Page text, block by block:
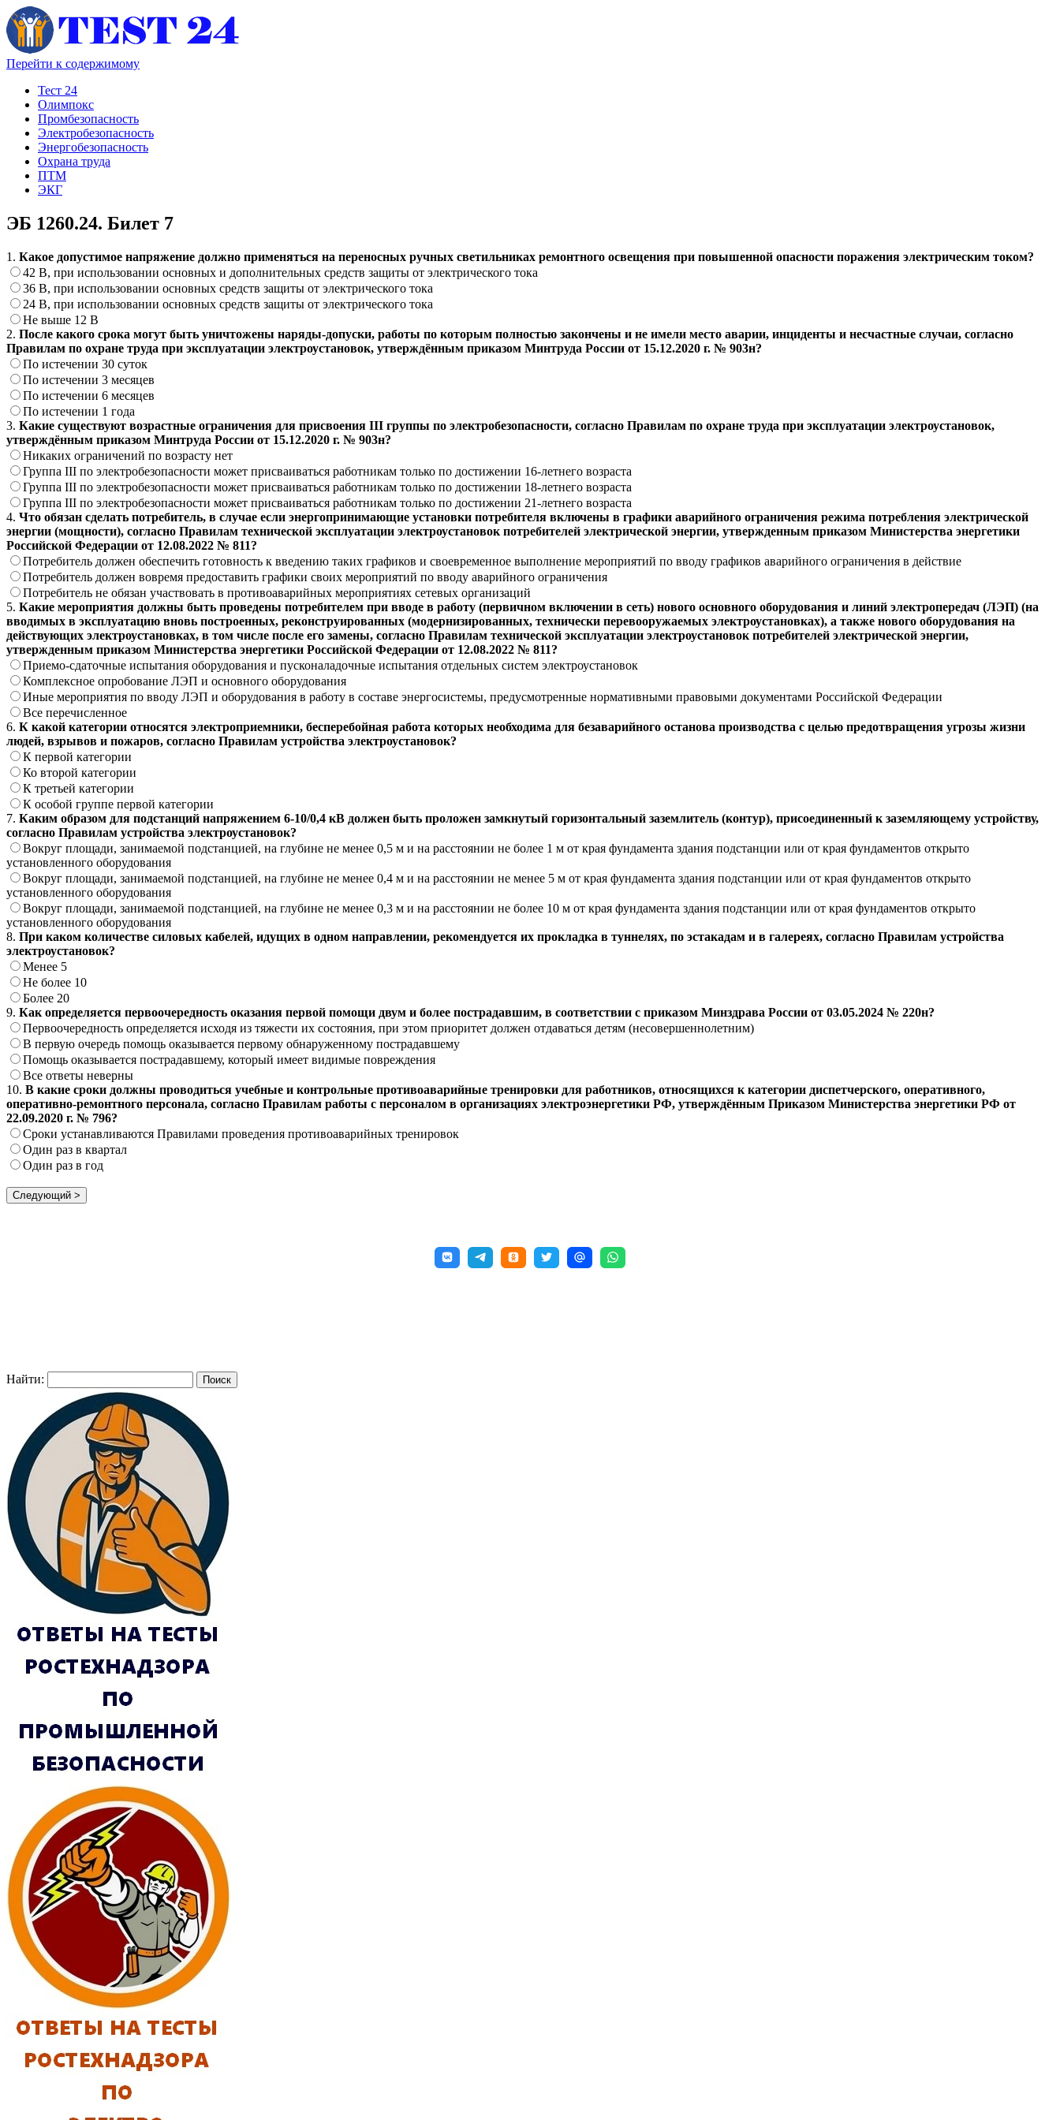
Перейти к содержимому
Тест 24
Олимпокс
Промбезопасность
Электробезопасность
Энергобезопасность
Охрана труда
ПТМ
ЭКГ
ЭБ 1260.24. Билет 7
1. Какое допустимое напряжение должно применяться на переносных ручных светильниках ремонтного освещения при повышенной опасности поражения электрическим током?
42 В, при использовании основных и дополнительных средств защиты от электрического тока
36 В, при использовании основных средств защиты от электрического тока
24 В, при использовании основных средств защиты от электрического тока
Не выше 12 В
2. После какого срока могут быть уничтожены наряды-допуски, работы по которым полностью закончены и не имели место аварии, инциденты и несчастные случаи, согласно
Правилам по охране труда при эксплуатации электроустановок, утверждённым приказом Минтруда России от 15.12.2020 г. № 903н?
По истечении 30 суток
По истечении 3 месяцев
По истечении 6 месяцев
По истечении 1 года
3. Какие существуют возрастные ограничения для присвоения III группы по электробезопасности, согласно Правилам по охране труда при эксплуатации электроустановок,
утверждённым приказом Минтруда России от 15.12.2020 г. № 903н?
Никаких ограничений по возрасту нет
Группа III по электробезопасности может присваиваться работникам только по достижении 16-летнего возраста
Группа III по электробезопасности может присваиваться работникам только по достижении 18-летнего возраста
Группа III по электробезопасности может присваиваться работникам только по достижении 21-летнего возраста
4. Что обязан сделать потребитель, в случае если энергопринимающие установки потребителя включены в графики аварийного ограничения режима потребления электрической
энергии (мощности), согласно Правилам технической эксплуатации электроустановок потребителей электрической энергии, утвержденным приказом Министерства энергетики
Российской Федерации от 12.08.2022 № 811?
Потребитель должен обеспечить готовность к введению таких графиков и своевременное выполнение мероприятий по вводу графиков аварийного ограничения в действие
Потребитель должен вовремя предоставить графики своих мероприятий по вводу аварийного ограничения
Потребитель не обязан участвовать в противоаварийных мероприятиях сетевых организаций
5. Какие мероприятия должны быть проведены потребителем при вводе в работу (первичном включении в сеть) нового основного оборудования и линий электропередач (ЛЭП) (на
вводимых в эксплуатацию вновь построенных, реконструированных (модернизированных, технически перевооружаемых электроустановках), а также нового оборудования на
действующих электроустановках, в том числе после его замены, согласно Правилам технической эксплуатации электроустановок потребителей электрической энергии,
утвержденным приказом Министерства энергетики Российской Федерации от 12.08.2022 № 811?
Приемо-сдаточные испытания оборудования и пусконаладочные испытания отдельных систем электроустановок
Комплексное опробование ЛЭП и основного оборудования
Иные мероприятия по вводу ЛЭП и оборудования в работу в составе энергосистемы, предусмотренные нормативными правовыми документами Российской Федерации
Все перечисленное
6. К какой категории относятся электроприемники, бесперебойная работа которых необходима для безаварийного останова производства с целью предотвращения угрозы жизни
людей, взрывов и пожаров, согласно Правилам устройства электроустановок?
К первой категории
Ко второй категории
К третьей категории
К особой группе первой категории
7. Каким образом для подстанций напряжением 6-10/0,4 кВ должен быть проложен замкнутый горизонтальный заземлитель (контур), присоединенный к заземляющему устройству,
согласно Правилам устройства электроустановок?
Вокруг площади, занимаемой подстанцией, на глубине не менее 0,5 м и на расстоянии не более 1 м от края фундамента здания подстанции или от края фундаментов открыто
установленного оборудования
Вокруг площади, занимаемой подстанцией, на глубине не менее 0,4 м и на расстоянии не менее 5 м от края фундамента здания подстанции или от края фундаментов открыто
установленного оборудования
Вокруг площади, занимаемой подстанцией, на глубине не менее 0,3 м и на расстоянии не более 10 м от края фундамента здания подстанции или от края фундаментов открыто
установленного оборудования
8. При каком количестве силовых кабелей, идущих в одном направлении, рекомендуется их прокладка в туннелях, по эстакадам и в галереях, согласно Правилам устройства
электроустановок?
Менее 5
Не более 10
Более 20
9. Как определяется первоочередность оказания первой помощи двум и более пострадавшим, в соответствии с приказом Минздрава России от 03.05.2024 № 220н?
Первоочередность определяется исходя из тяжести их состояния, при этом приоритет должен отдаваться детям (несовершеннолетним)
В первую очередь помощь оказывается первому обнаруженному пострадавшему
Помощь оказывается пострадавшему, который имеет видимые повреждения
Все ответы неверны
10. В какие сроки должны проводиться учебные и контрольные противоаварийные тренировки для работников, относящихся к категории диспетчерского, оперативного,
оперативно-ремонтного персонала, согласно Правилам работы с персоналом в организациях электроэнергетики РФ, утверждённым Приказом Министерства энергетики РФ от
22.09.2020 г. № 796?
Сроки устанавливаются Правилами проведения противоаварийных тренировок
Один раз в квартал
Один раз в год
Найти: